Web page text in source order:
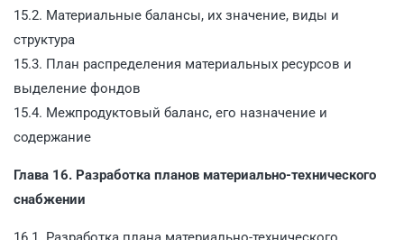
15.2. Материальные балансы, их значение, виды и
структура
15.3. План распределения материальных ресурсов и
выделение фондов
15.4. Межпродуктовый баланс, его назначение и
содержание
Глава 16. Разработка планов материально-технического
снабжении